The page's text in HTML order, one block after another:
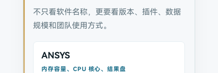
不只看软件名称，更要看版本、插件、数据
规模和团队使用方式。
ANSYS
内存容量、CPU 核心、结果盘